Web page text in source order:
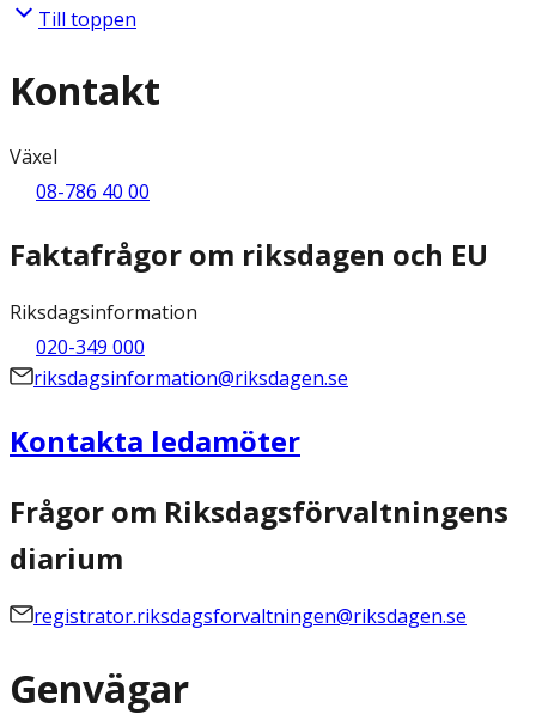
Till toppen
Kontakt
Växel
08-786 40 00
Faktafrågor om riksdagen och EU
Riksdagsinformation
020-349 000
riksdagsinformation@riksdagen.se
Kontakta ledamöter
Frågor om Riksdagsförvaltningens
diarium
registrator.riksdagsforvaltningen@riksdagen.se
Genvägar